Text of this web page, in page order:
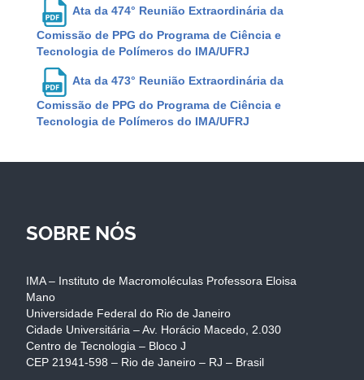
Ata da 474° Reunião Extraordinária da
Comissão de PPG do Programa de Ciência e
Tecnologia de Polímeros do IMA/UFRJ
Ata da 473° Reunião Extraordinária da
Comissão de PPG do Programa de Ciência e
Tecnologia de Polímeros do IMA/UFRJ
SOBRE NÓS
IMA – Instituto de Macromoléculas Professora Eloisa
Mano
Universidade Federal do Rio de Janeiro
Cidade Universitária – Av. Horácio Macedo, 2.030
Centro de Tecnologia – Bloco J
CEP 21941-598 – Rio de Janeiro – RJ – Brasil